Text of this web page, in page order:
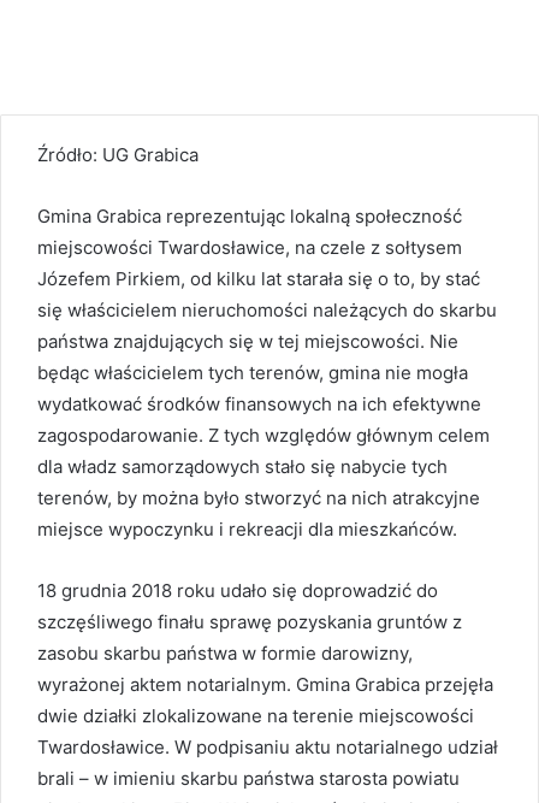
Źródło: UG Grabica
Gmina Grabica reprezentując lokalną społeczność
miejscowości Twardosławice, na czele z sołtysem
Józefem Pirkiem, od kilku lat starała się o to, by stać
się właścicielem nieruchomości należących do skarbu
państwa znajdujących się w tej miejscowości. Nie
będąc właścicielem tych terenów, gmina nie mogła
wydatkować środków finansowych na ich efektywne
zagospodarowanie. Z tych względów głównym celem
dla władz samorządowych stało się nabycie tych
terenów, by można było stworzyć na nich atrakcyjne
miejsce wypoczynku i rekreacji dla mieszkańców.
18 grudnia 2018 roku udało się doprowadzić do
szczęśliwego finału sprawę pozyskania gruntów z
zasobu skarbu państwa w formie darowizny,
wyrażonej aktem notarialnym. Gmina Grabica przejęła
dwie działki zlokalizowane na terenie miejscowości
Twardosławice. W podpisaniu aktu notarialnego udział
brali – w imieniu skarbu państwa starosta powiatu